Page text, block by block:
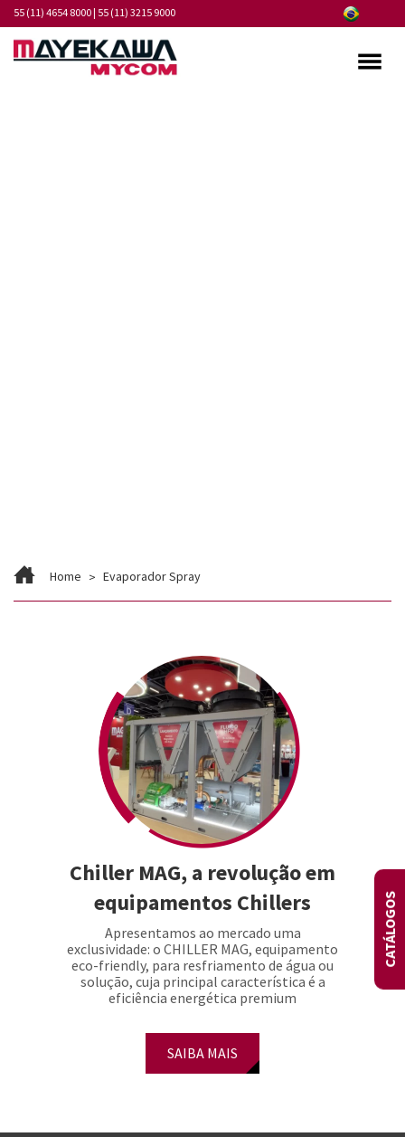
55 (11) 4654 8000| 55 (11) 3215 9000
Home Evaporador Spray
Chiller MAG, a revolução em
equipamentos Chillers
Apresentamos ao mercado uma
exclusividade: o CHILLER MAG, equipamento
eco-friendly, para resfriamento de água ou
solução, cuja principal característica é a
eficiência energética premium
SAIBA MAIS
CATÁLOGOS